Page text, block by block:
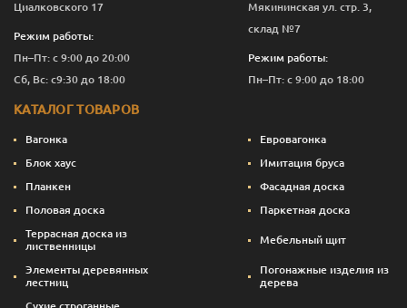
Циалковского 17
Режим работы:
Пн–Пт: с 9:00 до 20:00
Сб, Вс: с9:30 до 18:00
Мякининская ул. стр. 3,
склад №7
Режим работы:
Пн–Пт: с 9:00 до 18:00
КАТАЛОГ ТОВАРОВ
Вагонка
Евровагонка
Блок хаус
Имитация бруса
Планкен
Фасадная доска
Половая доска
Паркетная доска
Террасная доска из
лиственницы
Мебельный щит
Элементы деревянных
лестниц
Погонажные изделия из
дерева